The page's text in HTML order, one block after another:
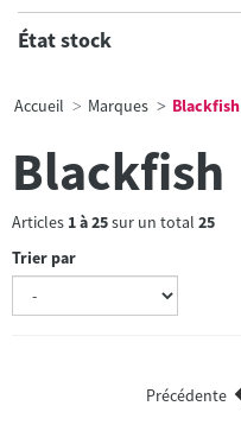
État stock
Accueil Marques Blackfish
Blackfish
Articles 1à25sur un total 25
Trier par
Précédente